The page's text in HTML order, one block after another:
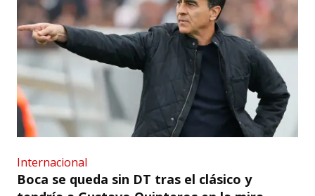
Internacional
Boca se queda sin DT tras el clásico y